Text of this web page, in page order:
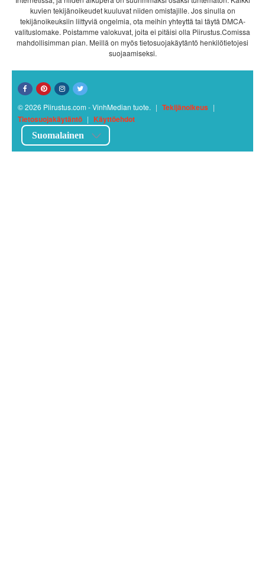
kuvien tekijänoikeudet kuuluvat niiden omistajille. Jos sinulla on
tekijänoikeuksiin liittyviä ongelmia, ota meihin yhteyttä tai täytä DMCA-
valituslomake. Poistamme valokuvat, joita ei pitäisi olla Piirustus.Comissa
mahdollisimman pian. Meillä on myös tietosuojakäytäntö henkilötietojesi
suojaamiseksi.
© 2026 Piirustus.com - VinhMedian tuote. | Tekijänoikeus |
Tietosuojakäytäntö | Käyttöehdot
Suomalainen